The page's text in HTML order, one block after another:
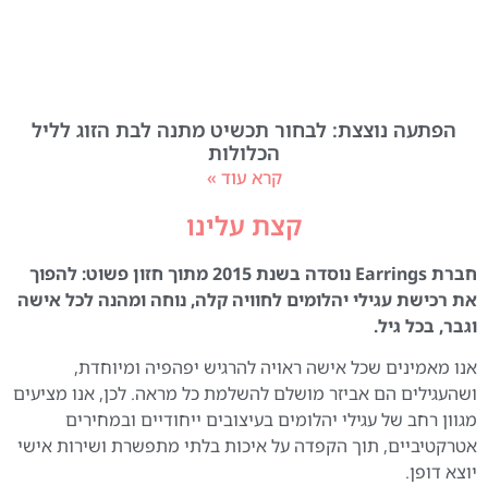
הפתעה נוצצת: לבחור תכשיט מתנה לבת הזוג לליל
הכלולות
קרא עוד »
קצת עלינו
חברת Earrings נוסדה בשנת 2015 מתוך חזון פשוט: להפוך
את רכישת עגילי יהלומים לחוויה קלה, נוחה ומהנה לכל אישה
וגבר, בכל גיל.
אנו מאמינים שכל אישה ראויה להרגיש יפהפיה ומיוחדת,
ושהעגילים הם אביזר מושלם להשלמת כל מראה. לכן, אנו מציעים
מגוון רחב של עגילי יהלומים בעיצובים ייחודיים ובמחירים
אטרקטיביים, תוך הקפדה על איכות בלתי מתפשרת ושירות אישי
יוצא דופן.